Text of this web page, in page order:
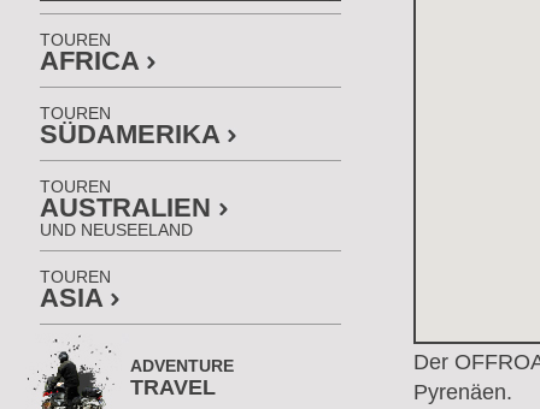
TOUREN
AFRICA
TOUREN
SÜDAMERIKA
TOUREN
AUSTRALIEN
UND NEUSEELAND
TOUREN
ASIA
ADVENTURE
TRAVEL
Der
Pyrenäen.